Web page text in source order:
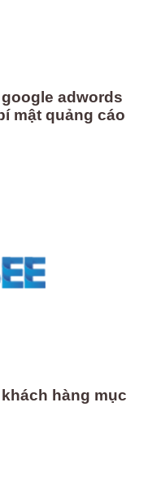
adwords
mật quảng cáo
hàng mục